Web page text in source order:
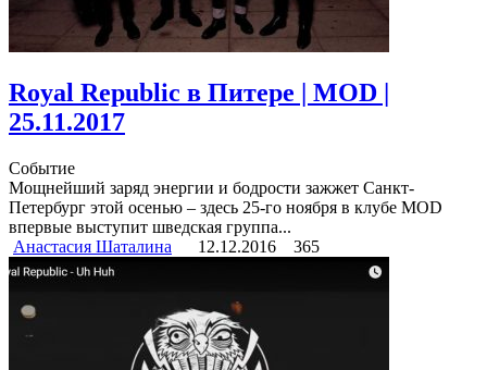
Royal Republic в Питере | MOD |
25.11.2017
Событие
Мощнейший заряд энергии и бодрости зажжет Санкт-
Петербург этой осенью – здесь 25-го ноября в клубе MOD
впервые выступит шведская группа...
Анастасия Шаталина
12.12.2016 365